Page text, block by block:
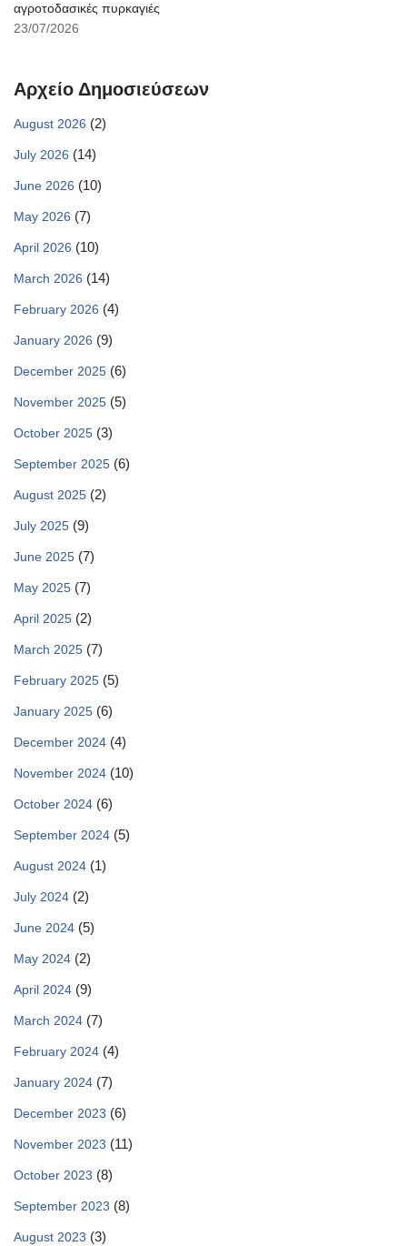
αγροτοδασικές πυρκαγιές
23/07/2026
Αρχείο Δημοσιεύσεων
August 2026 (2)
July 2026 (14)
June 2026 (10)
May 2026 (7)
April 2026 (10)
March 2026 (14)
February 2026 (4)
January 2026 (9)
December 2025 (6)
November 2025 (5)
October 2025 (3)
September 2025 (6)
August 2025 (2)
July 2025 (9)
June 2025 (7)
May 2025 (7)
April 2025 (2)
March 2025 (7)
February 2025 (5)
January 2025 (6)
December 2024 (4)
November 2024 (10)
October 2024 (6)
September 2024 (5)
August 2024 (1)
July 2024 (2)
June 2024 (5)
May 2024 (2)
April 2024 (9)
March 2024 (7)
February 2024 (4)
January 2024 (7)
December 2023 (6)
November 2023 (11)
October 2023 (8)
September 2023 (8)
August 2023 (3)